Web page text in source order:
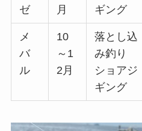
ゼ
月
ギング
メ
バ
ル
10
～1
2月
落とし込
み釣り
ショアジ
ギング